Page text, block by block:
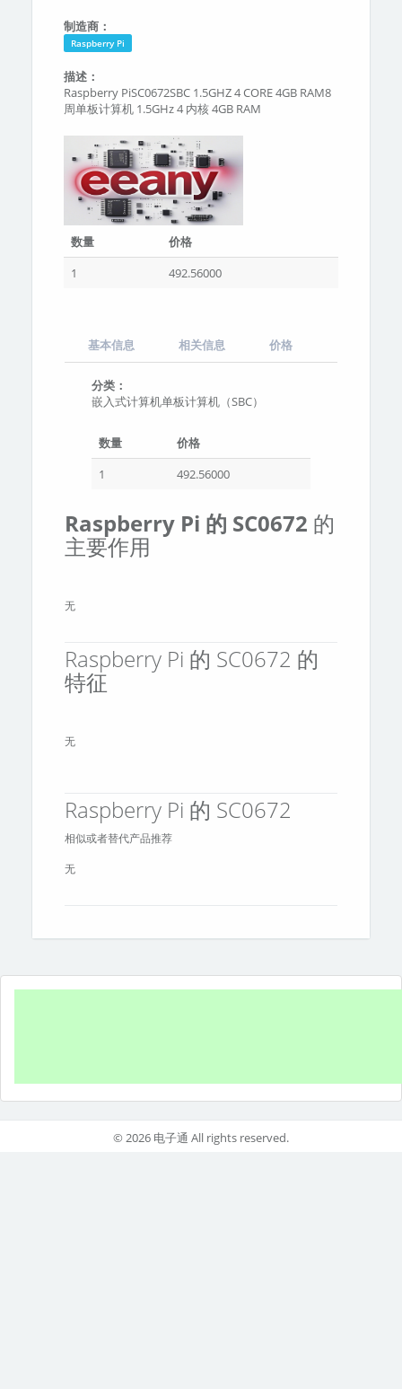
制造商：
Raspberry Pi
描述：
Raspberry PiSC0672SBC 1.5GHZ 4 CORE 4GB RAM8
周单板计算机 1.5GHz 4 内核 4GB RAM
数量
价格
1
492.56000
基本信息 相关信息 价格
分类：
嵌入式计算机单板计算机（SBC）
数量
价格
1
492.56000
Raspberry Pi 的 SC0672 的
主要作用
无
Raspberry Pi 的 SC0672 的
特征
无
Raspberry Pi 的 SC0672
相似或者替代产品推荐
无
© 2026 电子通 All rights reserved.